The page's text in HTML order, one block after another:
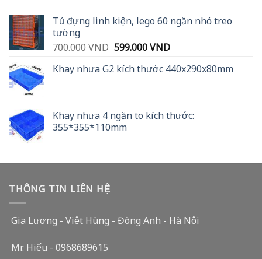
Tủ đựng linh kiện, lego 60 ngăn nhỏ treo
tường
700.000VND Original
was:
599.000VNDCurrent
is:
Khay nhựa G2 kích thước 440x290x80mm
Khay nhựa 4 ngăn to kích thước:
355*355*110mm
THÔNG TIN LIÊN HỆ
Gia Lương - Việt Hùng - Đông Anh - Hà Nội
Mr. Hiếu - 0968689615